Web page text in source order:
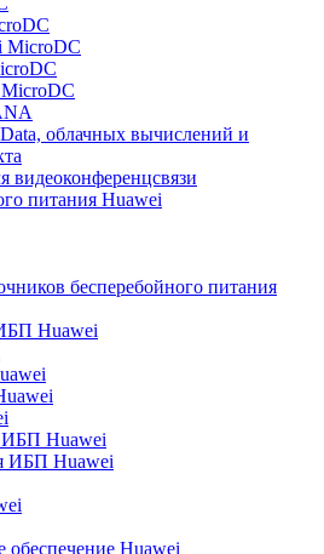
MicroDC
облачных вычислений и
видеоконференцсвязи
питания Huawei
бесперебойного питания
Huawei
ИБП Huawei
ИБП Huawei
Huawei